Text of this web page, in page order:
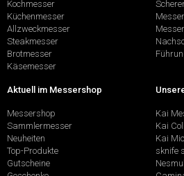
Kochmesser
Küchenmesser
Allzweckmesser
Steakmesser
Brotmesser
Käsemesser
Aktuell im Messershop
Messershop
Sammlermesser
Neuheiten
Top-Produkte
Gutscheine
Kai
Kai
Kai
sknife